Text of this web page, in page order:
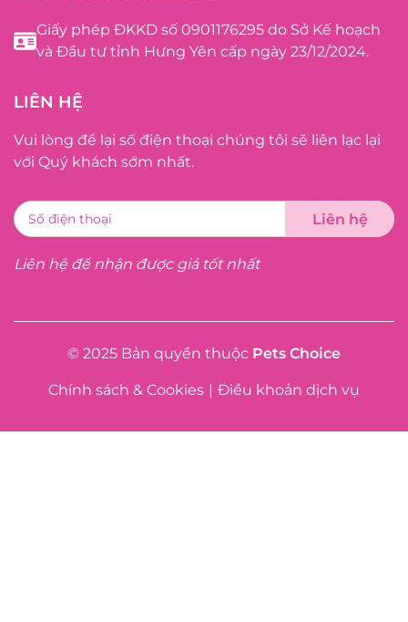
Giấy phép ĐKKD số 0901176295 do Sở Kế hoạch
và Đầu tư tỉnh Hưng Yên cấp ngày 23/12/2024.
LIÊN HỆ
Vui lòng để lại số điện thoại chúng tôi sẽ liên lạc lại
với Quý khách sớm nhất.
Liên hệ để nhận được giá tốt nhất
© 2025 Bản quyền thuộc Pets Choice
Chính sách & Cookies | Điều khoản dịch vụ